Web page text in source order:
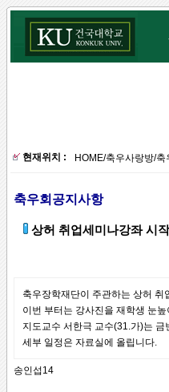
현재위치 : HOME/축우사랑방/축
축우회공지사항
상허 취업세미나강좌 시작
축우장학재단이 주관하는 상허
이번 부터는 강사진을 재학생 눈
지도교수 서한극 교수(31.가)는
세부 일정은 자료실에 올립니다.
송인섭14